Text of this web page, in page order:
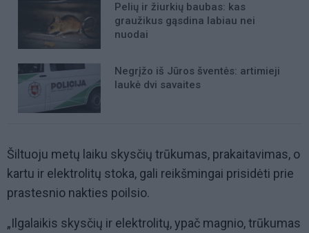
Pelių ir žiurkių baubas: kas
graužikus gąsdina labiau nei
nuodai
Negrįžo iš Jūros šventės: artimieji
laukė dvi savaites
Šiltuoju metų laiku skysčių trūkumas, prakaitavimas, o
kartu ir elektrolitų stoka, gali reikšmingai prisidėti prie
prastesnio nakties poilsio.
„Ilgalaikis skysčių ir elektrolitų, ypač magnio, trūkumas